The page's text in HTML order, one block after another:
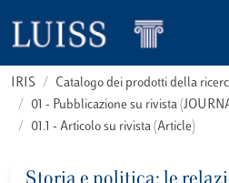
IRIS
Catalogo dei prodotti della
01 - Pubblicazione su rivista
01.1 - Articolo su rivista (Article)